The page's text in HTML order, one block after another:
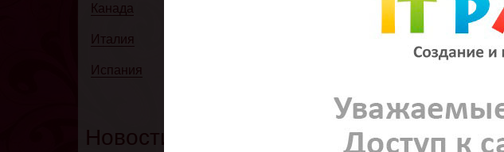
Канада
Италия
Испания
Новости
11. Подтверждение
- с подробной
или приглашение
- информация о том,
- документы,